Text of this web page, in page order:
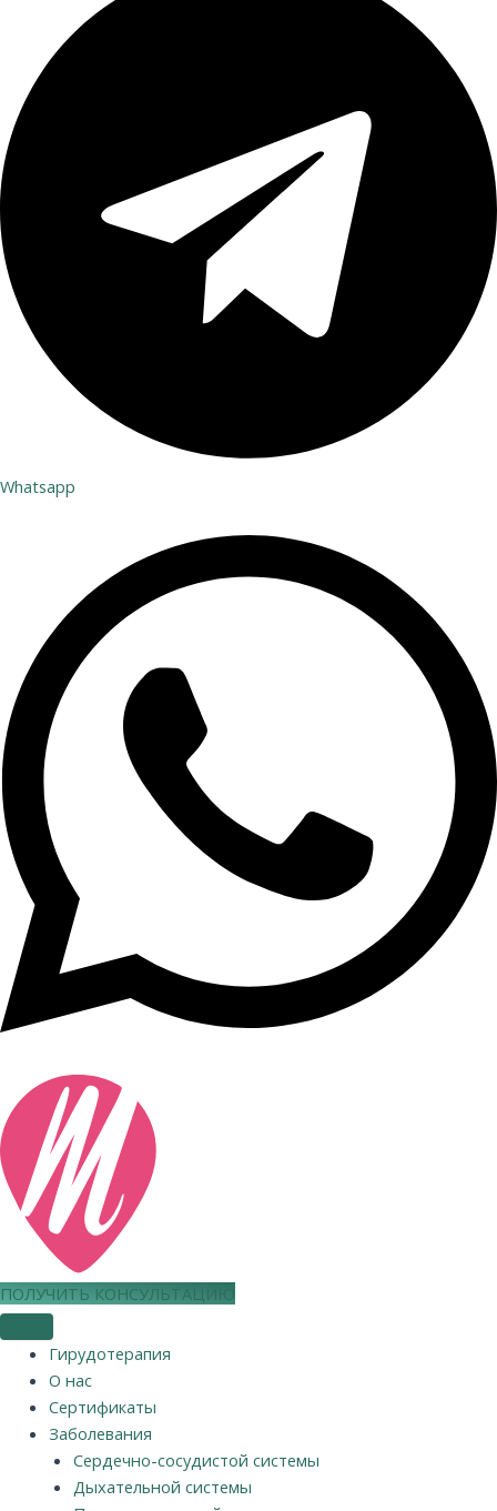
Whatsapp
ПОЛУЧИТЬ КОНСУЛЬТАЦИЮ
Гирудотерапия
О нас
Сертификаты
Заболевания
Сердечно-сосудистой системы
Дыхательной системы